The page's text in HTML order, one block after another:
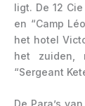
ligt. De 12
en “Camp
het hotel
het zuiden,
“Sergeant
De Para’s